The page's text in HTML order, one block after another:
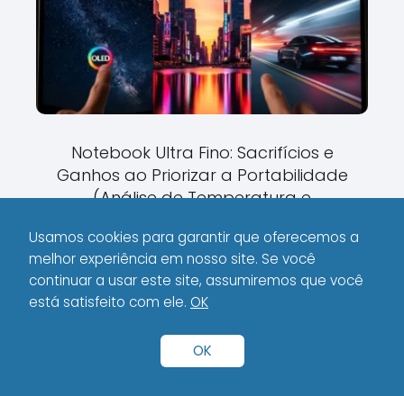
Notebook Ultra Fino: Sacrifícios e
Ganhos ao Priorizar a Portabilidade
(Análise de Temperatura e
Usamos cookies para garantir que oferecemos a
melhor experiência em nosso site. Se você
continuar a usar este site, assumiremos que você
está satisfeito com ele. OK
OK